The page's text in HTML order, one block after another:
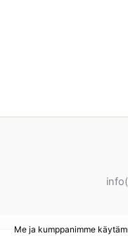
Me ja kumppanimme